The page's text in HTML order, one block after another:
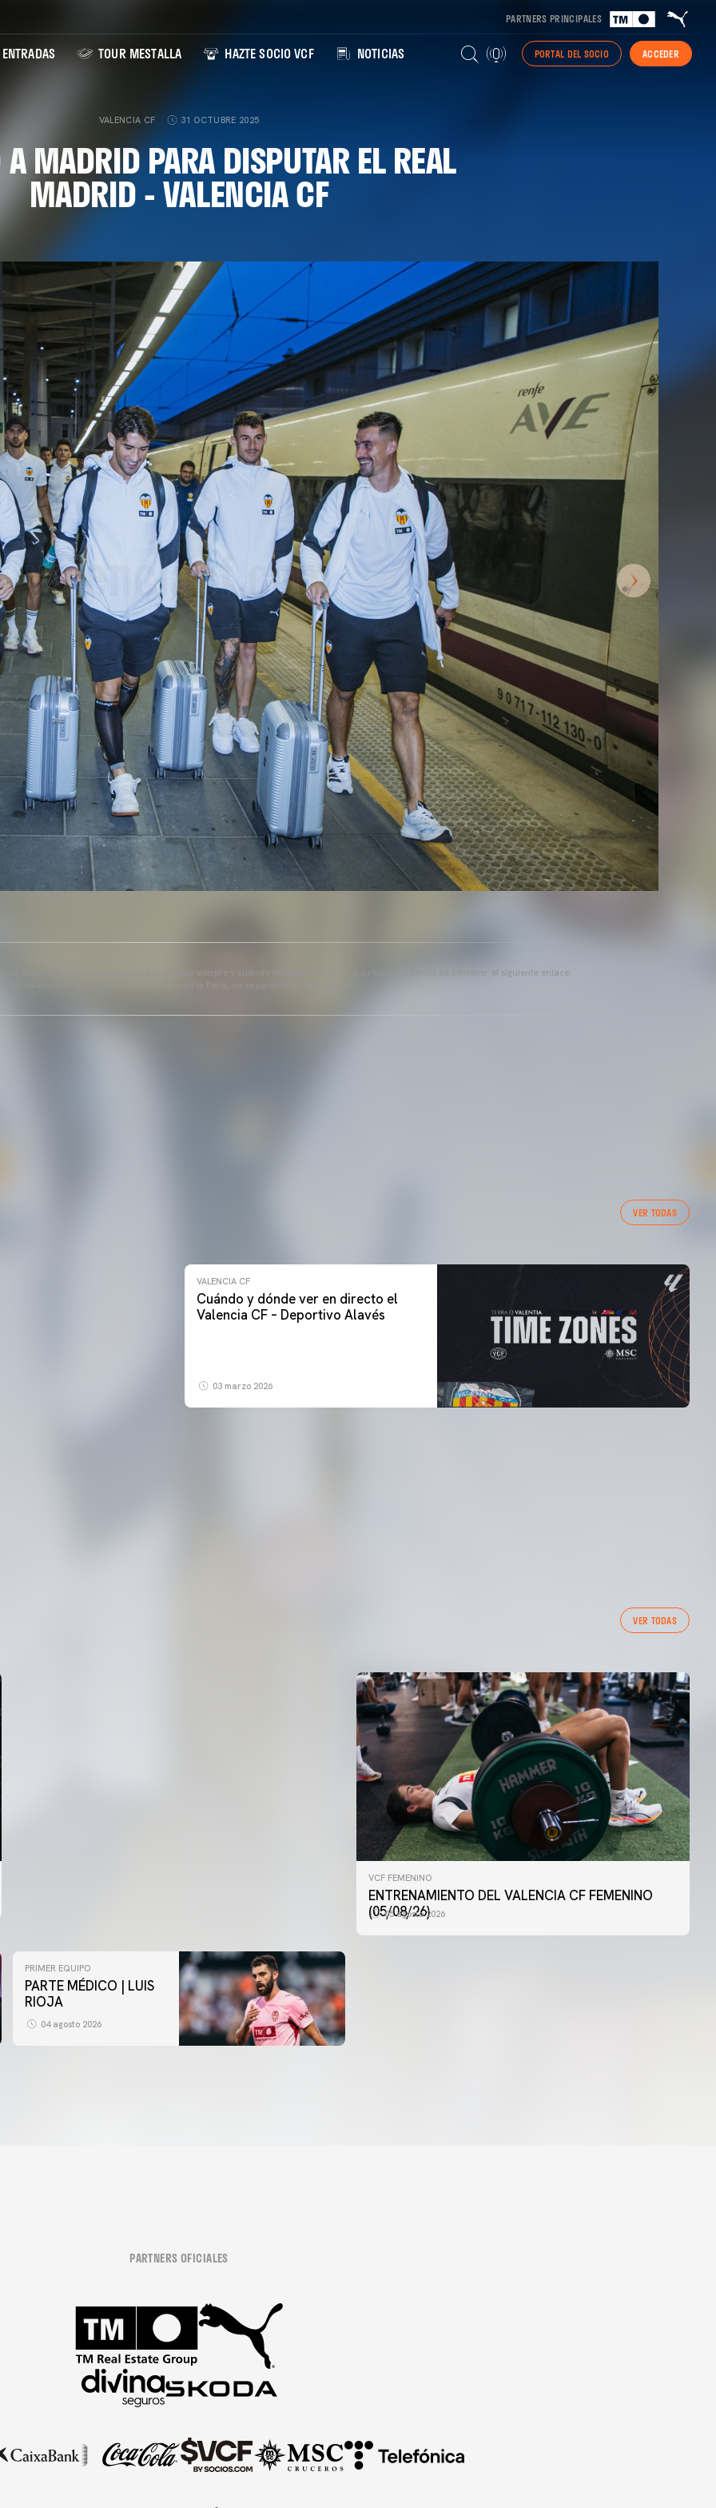
PARTNERS PRINCIPALES
ENTRADAS TOUR MESTALLA HAZTE SOCIO VCF NOTICIAS PORTAL DEL SOCIO ACCEDER
VALENCIA CF 31 OCTUBRE 2025
MADRID PARA DISPUTAR EL REAL
MADRID - VALENCIA CF
el uso del contenido editorial del artículo siempre y cuando se haga referencia a su fuente, además de contener el siguiente enlace:
www.valenciacf.com. Fotografías de Lázaro de la Peña, no se permite su reutilización.
VER TODAS
VALENCIA CF
Cuándo y dónde ver en directo el
Valencia CF – Deportivo Alavés
03 marzo 2026
VER TODAS
VCF FEMENINO
ENTRENAMIENTO DEL VALENCIA CF FEMENINO
(05/08/26)
05 agosto 2026
PRIMER EQUIPO
PARTE MÉDICO | LUIS
RIOJA
04 agosto 2026
VCF FEMENINO
ENTRENAMIENTO DEL VALENCIA CF FEMENINO
(04/08/26)
PARTNERS OFICIALES